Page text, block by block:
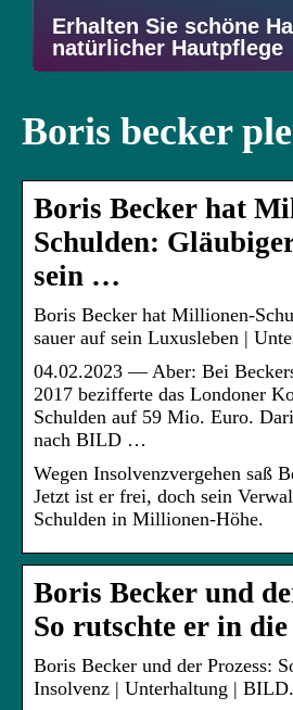
Erhalten Sie schöne
natürlicher Hautpflege
Boris becker
Boris Becker hat
Schulden:
sein …
Boris Becker hat Millionen-
sauer auf sein Luxusleben |
04.02.2023 — Aber: Bei
2017 bezifferte das Londoner
Schulden auf 59 Mio. Euro.
nach BILD …
Wegen Insolvenzvergehen saß
Jetzt ist er frei, doch sein
Schulden in Millionen-Höhe.
Boris Becker und
So rutschte er in
Boris Becker und der Prozess:
Insolvenz | Unterhaltung |